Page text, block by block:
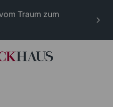
Traum zum